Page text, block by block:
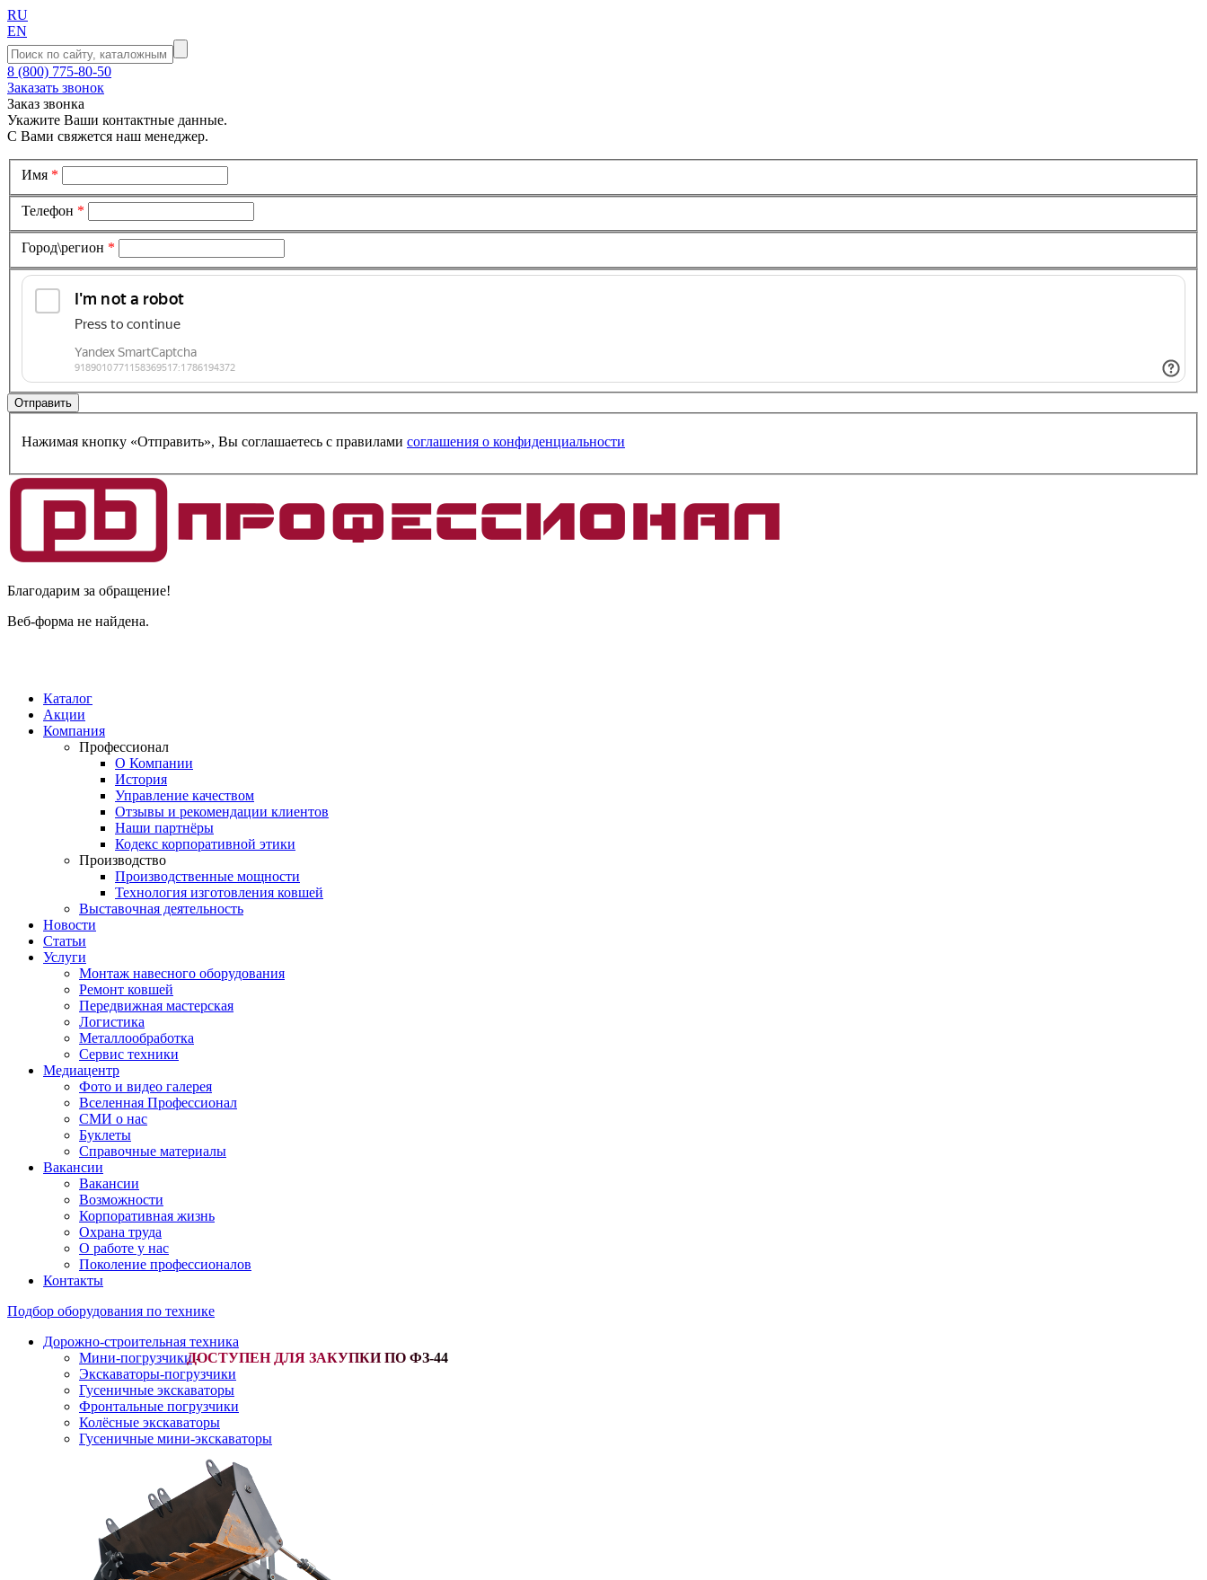
RU
EN
8 (800) 775-80-50
Заказать звонок
Заказ звонка
Укажите Ваши контактные данные.
С Вами свяжется наш менеджер.
Имя *
Телефон *
Город\регион *
Нажимая кнопку «Отправить», Вы соглашаетесь c правилами соглашения о конфиденциальности
Благодарим за обращение!
Веб-форма не найдена.
Каталог
Акции
Компания
Профессионал
О Компании
История
Управление качеством
Отзывы и рекомендации клиентов
Наши партнёры
Кодекс корпоративной этики
Производство
Производственные мощности
Технология изготовления ковшей
Выставочная деятельность
Новости
Статьи
Услуги
Монтаж навесного оборудования
Ремонт ковшей
Передвижная мастерская
Логистика
Металлообработка
Сервис техники
Медиацентр
Фото и видео галерея
Вселенная Профессионал
СМИ о нас
Буклеты
Справочные материалы
Вакансии
Вакансии
Возможности
Корпоративная жизнь
Охрана труда
О работе у нас
Поколение профессионалов
Контакты
Подбор оборудования по технике
Дорожно-строительная техника
Мини-погрузчики-
Экскаваторы-погрузчики
Гусеничные экскаваторы
Фронтальные погрузчики
Колёсные экскаваторы
Гусеничные мини-экскаваторы